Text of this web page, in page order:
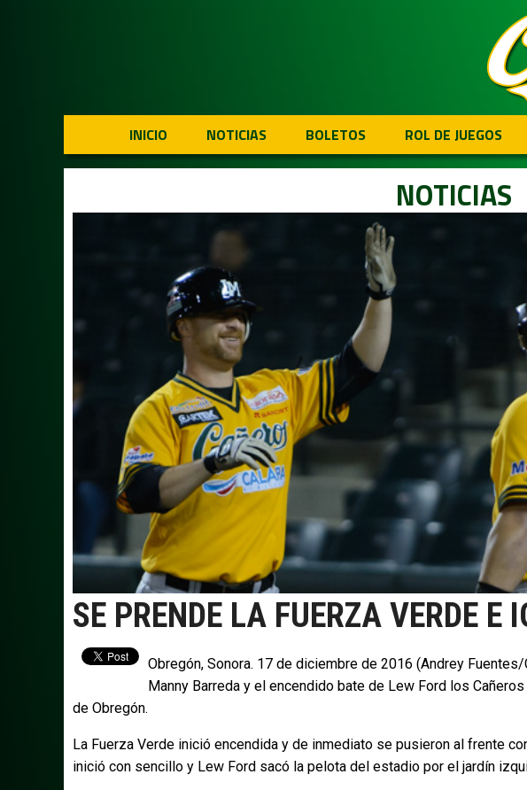
INICIO NOTICIAS BOLETOS ROL DE JUEGOS
NOTICIAS
SE PRENDE LA FUERZA VERDE E
Obregón, Sonora. 17 de diciembre de 2016 (Andrey
Manny Barreda y el encendido bate de Lew Ford los
de Obregón.
La Fuerza Verde inició encendida y de inmediato se pusieron al frente
inició con sencillo y Lew Ford sacó la pelota del estadio por el jardín